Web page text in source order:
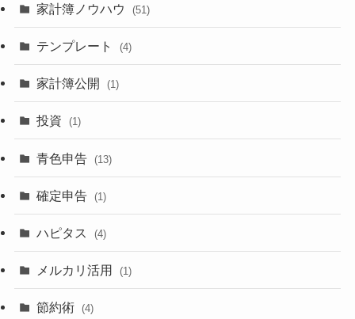
家計簿ノウハウ (51)
テンプレート (4)
家計簿公開 (1)
投資 (1)
青色申告 (13)
確定申告 (1)
ハピタス (4)
メルカリ活用 (1)
節約術 (4)